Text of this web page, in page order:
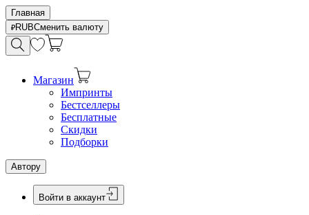
Главная
RUBСменить валюту
Магазин
Импринты
Бестселлеры
Бесплатные
Скидки
Подборки
Автору
Войти в аккаунт